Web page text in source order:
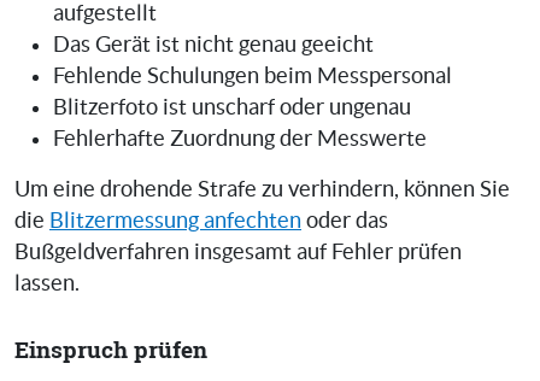
aufgestellt
Das Gerät ist nicht genau geeicht
Fehlende Schulungen beim Messpersonal
Blitzerfoto ist unscharf oder ungenau
Fehlerhafte Zuordnung der Messwerte
Um eine drohende Strafe zu verhindern, können Sie
die Blitzermessung anfechten oder das
Bußgeldverfahren insgesamt auf Fehler prüfen
lassen.
Einspruch prüfen